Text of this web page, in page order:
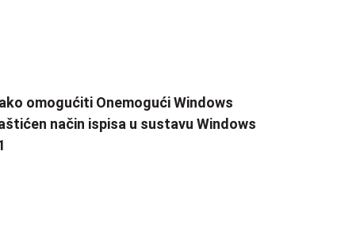
omogućiti Onemogući Windows
način ispisa u sustavu Windows